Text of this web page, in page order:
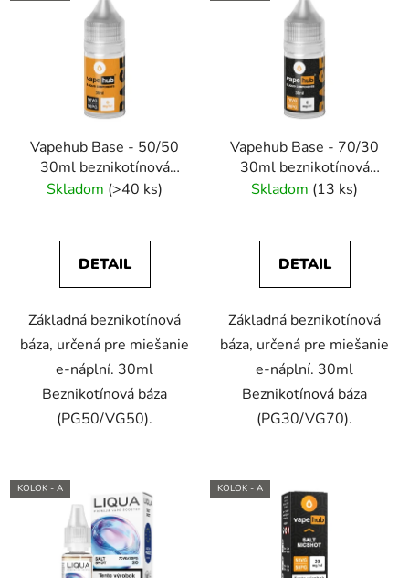
Vapehub Base - 50/50
30ml beznikotínová
báza
Skladom (>40 ks)
DETAIL
Základná beznikotínová
báza, určená pre miešanie
e-náplní. 30ml
Beznikotínová báza
(PG50/VG50).
Vapehub Base - 70/30
30ml beznikotínová
báza
Skladom (13 ks)
DETAIL
Základná beznikotínová
báza, určená pre miešanie
e-náplní. 30ml
Beznikotínová báza
(PG30/VG70).
KOLOK - A KOLOK - A